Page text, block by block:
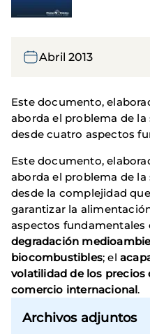
Abril 2013
Este documento,
aborda el problema de
desde cuatro aspectos
Este documento,
aborda el problema de
desde la complejidad
garantizar la
aspectos fundamentales
degradación
biocombustibles; el
volatilidad de los precios
comercio internacional.
Archivos adjuntos